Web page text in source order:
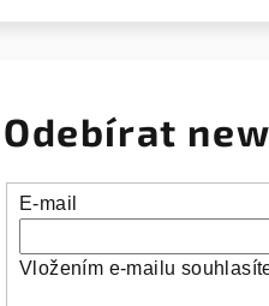
Odebírat
E-mail
Vložením e-mailu